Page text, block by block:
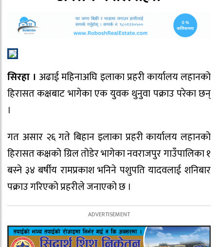
सिरहा । अढाई महिनाअघि इलाका प्रहरी कार्यालय लहानको
हिरासत कक्षबाट भागेका एक युवक थुनुवा पक्राउ परेका छन्
।
गत असार २६ गते बिहान इलाका प्रहरी कार्यालय लहानको
हिरासत कक्षको ग्रिल तोडेर भागेका नवराजपुर गाउँपालिका १
बस्ने ३४ बर्षीय रामप्रकाश भनिने पशुपति यादवलाई शनिबार
पक्राउ गरिएको प्रहरीले जनाएको छ ।